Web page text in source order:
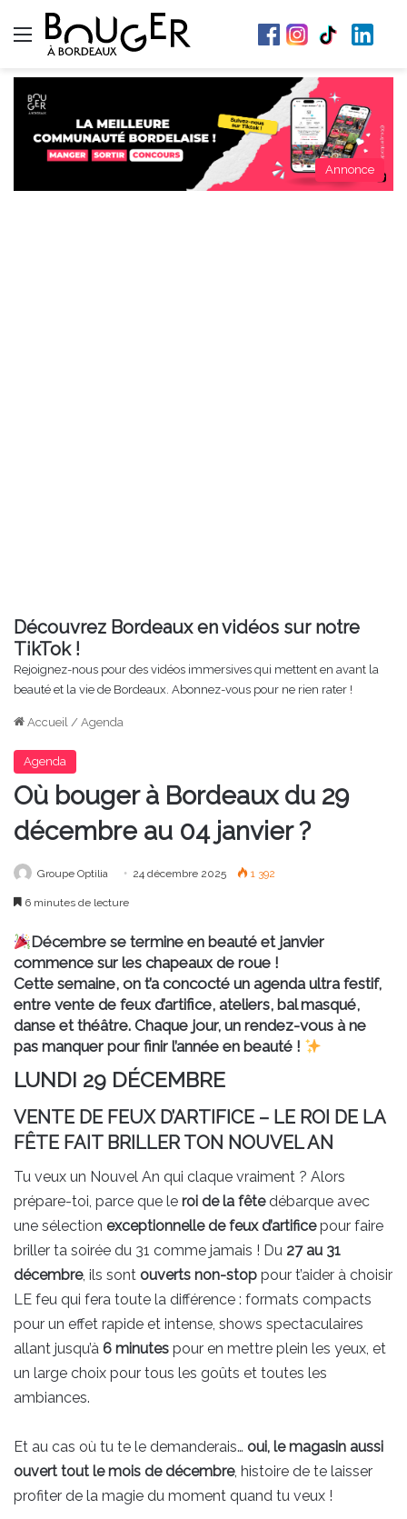
Menu
Annonce
Découvrez Bordeaux en vidéos sur notre
TikTok !
Rejoignez-nous pour des vidéos immersives qui mettent en avant la
beauté et la vie de Bordeaux. Abonnez-vous pour ne rien rater !
Accueil / Agenda
Agenda
Où bouger à Bordeaux du 29
décembre au 04 janvier ?
Groupe Optilia 24 décembre 2025 1 392
6 minutes de lecture
Décembre se termine en beauté et janvier
commence sur les chapeaux de roue !
Cette semaine, on t’a concocté un agenda ultra festif,
entre vente de feux d’artifice, ateliers, bal masqué,
danse et théâtre. Chaque jour, un rendez-vous à ne
pas manquer pour finir l’année en beauté !
LUNDI 29 DÉCEMBRE
VENTE DE FEUX D’ARTIFICE – LE ROI DE LA
FÊTE FAIT BRILLER TON NOUVEL AN
Tu veux un Nouvel An qui claque vraiment ? Alors
prépare-toi, parce que le roi de la fêtedébarque avec
une sélection exceptionnelle de feux d’artificepour faire
briller ta soirée du 31 comme jamais ! Du 27 au 31
décembre, ils sont ouverts non-stop pour t’aider à choisir
LE feu qui fera toute la différence : formats compacts
pour un effet rapide et intense, shows spectaculaires
allant jusqu’à 6 minutes pour en mettre plein les yeux, et
un large choix pour tous les goûts et toutes les
ambiances.
Et au cas où tu te le demanderais… oui, le magasin aussi
ouvert tout le mois de décembre, histoire de te laisser
profiter de la magie du moment quand tu veux !